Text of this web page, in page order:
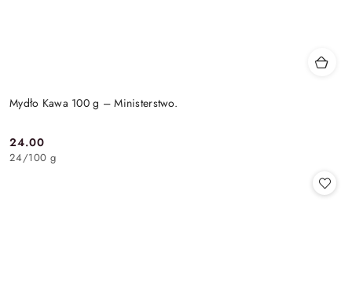
Mydło Kawa 100 g – Ministerstwo.
Cena:
24.00
24/100 g